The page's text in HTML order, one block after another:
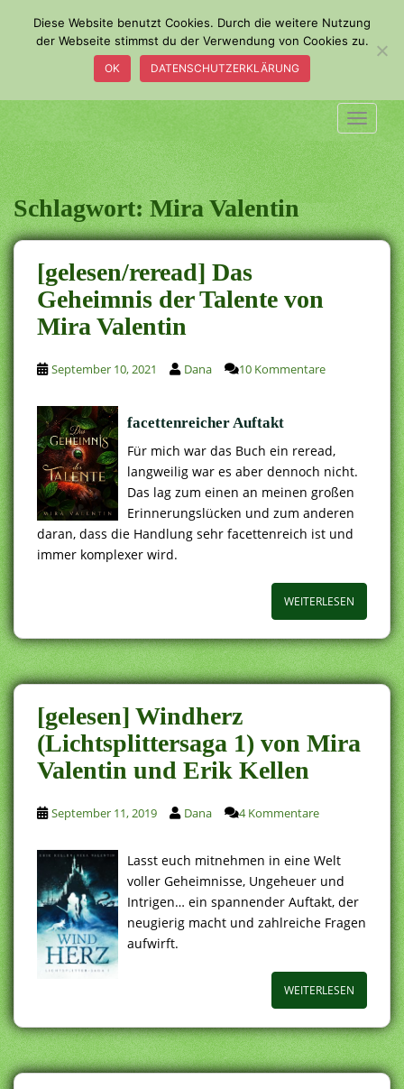
a
i
n
c
o
n
t
e
n
t
Schlagwort:Mira Valentin
[gelesen/reread] Das
Geheimnis der Talente von
Mira Valentin
September 10, 2021 Dana 10 Kommentare
facettenreicher Auftakt
Für mich war das Buch ein reread,
langweilig war es aber dennoch nicht.
Das lag zum einen an meinen großen
Erinnerungslücken und zum anderen
daran, dass die Handlung sehr facettenreich ist und
immer komplexer wird.
WEITERLESEN
[gelesen] Windherz
(Lichtsplittersaga 1) von Mira
Valentin und Erik Kellen
September 11, 2019 Dana 4 Kommentare
Lasst euch mitnehmen in eine Welt
voller Geheimnisse, Ungeheuer und
Intrigen… ein spannender Auftakt, der
neugierig macht und zahlreiche Fragen
aufwirft.
WEITERLESEN
Diese Website benutzt Cookies. Durch die weitere Nutzung
der Webseite stimmst du der Verwendung von Cookies zu.
OK DATENSCHUTZERKLÄRUNG